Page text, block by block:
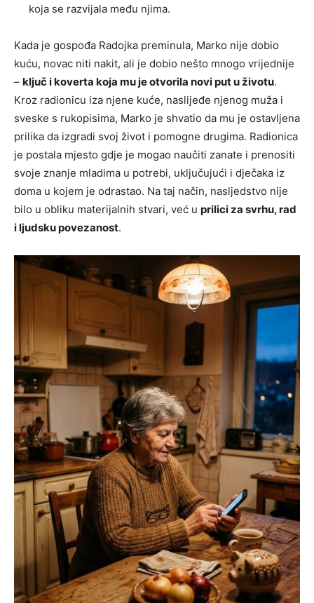
koja se razvijala među njima.
Kada je gospođa Radojka preminula, Marko nije dobio
kuću, novac niti nakit, ali je dobio nešto mnogo vrijednije
– ključ i koverta koja mu je otvorila novi put u životu.
Kroz radionicu iza njene kuće, naslijeđe njenog muža i
sveske s rukopisima, Marko je shvatio da mu je ostavljena
prilika da izgradi svoj život i pomogne drugima. Radionica
je postala mjesto gdje je mogao naučiti zanate i prenositi
svoje znanje mladima u potrebi, uključujući i dječaka iz
doma u kojem je odrastao. Na taj način, nasljedstvo nije
bilo u obliku materijalnih stvari, već u prilici za svrhu, rad
i ljudsku povezanost.